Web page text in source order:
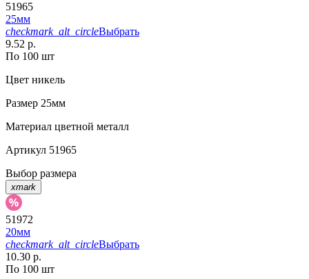
51965
25мм
checkmark_alt_circleВыбрать
9.52 р.
По 100 шт
Цвет никель
Размер 25мм
Материал цветной металл
Артикул 51965
Выбор размера
xmark
51972
20мм
checkmark_alt_circleВыбрать
10.30 р.
По 100 шт